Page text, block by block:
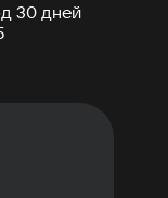
30 дней